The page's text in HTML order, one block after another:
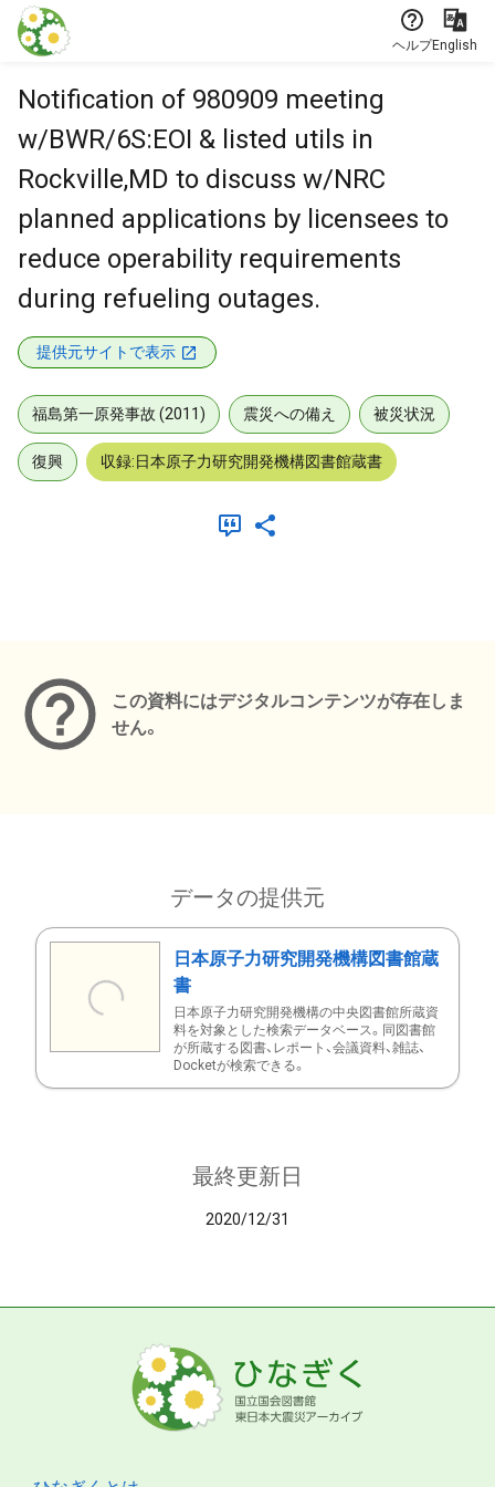
本文に飛ぶ
ヘルプEnglish
Notification of 980909 meeting
w/BWR/6S:EOI & listed utils in
Rockville,MD to discuss w/NRC
planned applications by licensees to
reduce operability requirements
during refueling outages.
提供元サイトで表示
福島第一原発事故 (2011) 震災への備え 被災状況
復興 収録:日本原子力研究開発機構図書館蔵書
この資料にはデジタルコンテンツが存在しま
せん。
データの提供元
日本原子力研究開発機構図書館蔵
書
日本原子力研究開発機構の中央図書館所蔵資
料を対象とした検索データベース。同図書館
が所蔵する図書、レポート、会議資料、雑誌、
Docketが検索できる。
最終更新日
2020/12/31